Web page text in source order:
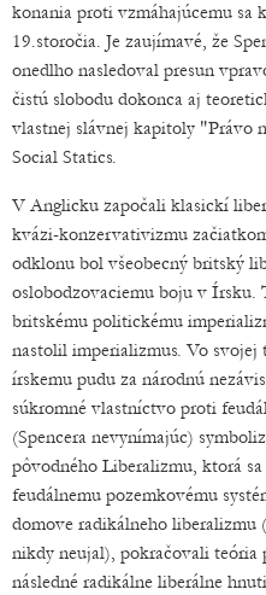
konania proti vzmáhajúcemu sa
19.storočia. Je zaujímavé, že
onedlho nasledoval presun
čistú slobodu dokonca aj
vlastnej slávnej kapitoly "Právo
Social Statics.
V Anglicku započali klasickí
kvázi-konzervativizmu
odklonu bol všeobecný britský
oslobodzovaciemu boju v
britskému politickému
nastolil imperializmus. Vo svojej
írskemu pudu za národnú
súkromné vlastníctvo proti
(Spencera nevynímajúc)
pôvodného Liberalizmu, ktorá
feudálnemu pozemkovému
domove radikálneho liberalizmu
nikdy neujal), pokračovali teória
následné radikálne liberálne